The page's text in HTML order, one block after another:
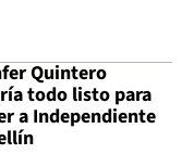
Quintero
todo listo para
a Independiente